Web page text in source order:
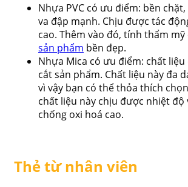
Nhựa PVC có ưu điểm: bền
va đập mạnh. Chịu được tác
cao. Thêm vào đó, tính thẩm mỹ
sản phẩm bền đẹp.
Nhựa Mica có ưu điểm: chất liệu
cắt sản phẩm. Chất liệu này đa
vì vậy bạn có thể thỏa thích
chất liệu này chịu được nhiệt độ
chống oxi hoá cao.
Thẻ từ nhân viên